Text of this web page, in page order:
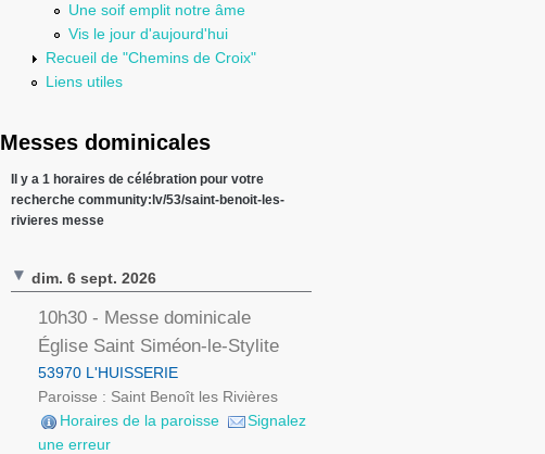
Une soif emplit notre âme
Vis le jour d'aujourd'hui
Recueil de "Chemins de Croix"
Liens utiles
Messes dominicales
Il y a 1 horaires de célébration pour votre
recherche community:lv/53/saint-benoit-les-
rivieres messe
dim. 6 sept. 2026
10h30 - Messe dominicale
Église Saint Siméon-le-Stylite
53970 L'HUISSERIE
Paroisse : Saint Benoît les Rivières
Horaires de la paroisse
Signalez
une erreur